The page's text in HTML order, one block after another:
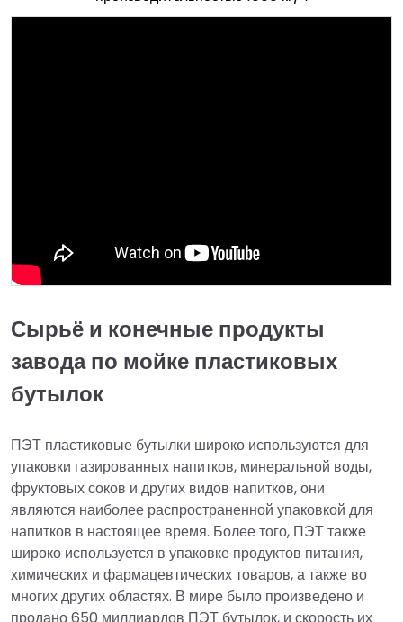
Сырьё и конечные продукты
завода по мойке пластиковых
бутылок
ПЭТ пластиковые бутылки широко используются для
упаковки газированных напитков, минеральной воды,
фруктовых соков и других видов напитков, они
являются наиболее распространенной упаковкой для
напитков в настоящее время. Более того, ПЭТ также
широко используется в упаковке продуктов питания,
химических и фармацевтических товаров, а также во
многих других областях. В мире было произведено и